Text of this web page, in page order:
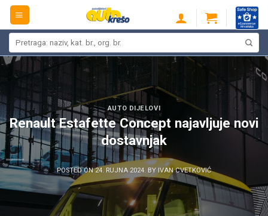
Skip
content
AUTO DIJELOVI
Renault Estafette Concept najavljuje novi
dostavnjak
POSTED ON24. RUJNA 2024. BYIVAN CVETKOVIĆ